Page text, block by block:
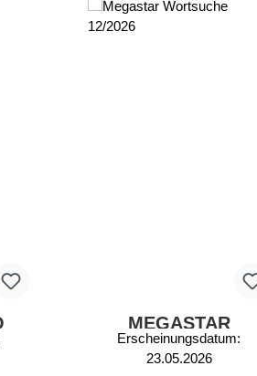
MEGASTAR
WORTSUCHE
12/2026
Erscheinungsdatum:
23.05.2026